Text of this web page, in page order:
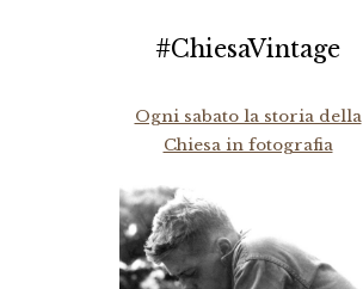
#ChiesaVintage
Ogni sabato la storia della
Chiesa in fotografia